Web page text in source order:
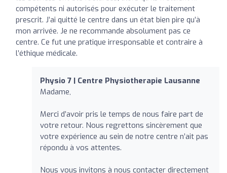
compétents ni autorisés pour exécuter le traitement
prescrit. J’ai quitté le centre dans un état bien pire qu’à
mon arrivée. Je ne recommande absolument pas ce
centre. Ce fut une pratique irresponsable et contraire à
l’éthique médicale.
Physio 7 | Centre Physiotherapie Lausanne
Madame,
Merci d’avoir pris le temps de nous faire part de
votre retour. Nous regrettons sincèrement que
votre expérience au sein de notre centre n’ait pas
répondu à vos attentes.
Nous vous invitons à nous contacter directement